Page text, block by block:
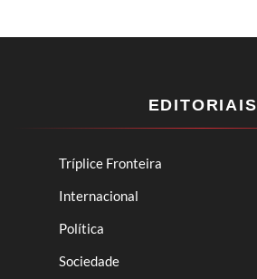
EDITORIAIS
Tríplice Fronteira
Internacional
Política
Sociedade